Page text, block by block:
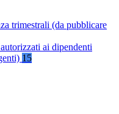
trimestrali (da pubblicare
ai dipendenti
15